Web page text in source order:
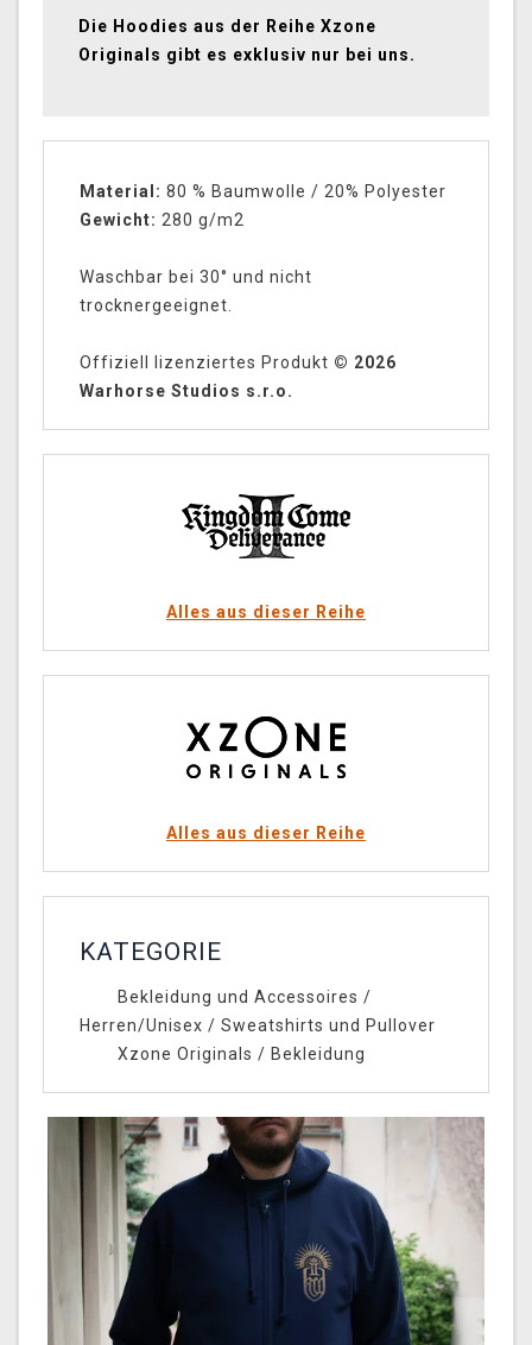
Die Hoodies aus der Reihe Xzone
Originals gibt es exklusiv nur bei uns.
Material: 80 % Baumwolle / 20% Polyester
Gewicht: 280 g/m2
Waschbar bei 30° und nicht
trocknergeeignet.
Offiziell lizenziertes Produkt © 2026
Warhorse Studios s.r.o.
Alles aus dieser Reihe
Alles aus dieser Reihe
KATEGORIE
Bekleidung und Accessoires /
Herren/Unisex / Sweatshirts und Pullover
Xzone Originals / Bekleidung